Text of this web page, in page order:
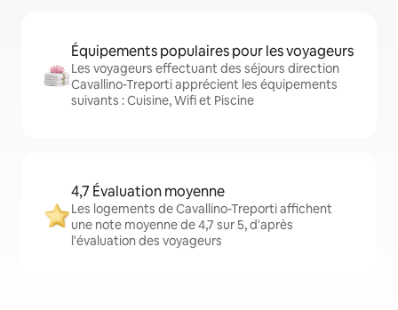
Équipements populaires pour les voyageurs
Les voyageurs effectuant des séjours direction
Cavallino-Treporti apprécient les équipements
suivants : Cuisine, Wifi et Piscine
4,7 Évaluation moyenne
Les logements de Cavallino-Treporti affichent
une note moyenne de 4,7 sur 5, d'après
l'évaluation des voyageurs